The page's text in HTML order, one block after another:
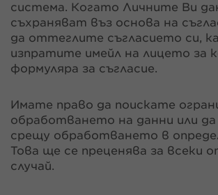
система. Когато Личните Ви
съхраняват въз основа на
да оттеглите съгласието си,
изпратите имейл на лицето за
формуляра за съгласие.
Имате право да поискате
обработването на данни или
срещу обработването в
Това ще се преценява за всеки
случай.